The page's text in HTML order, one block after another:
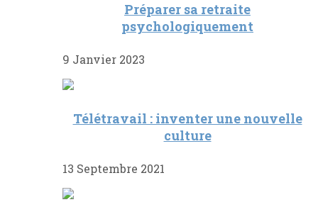
Préparer sa retraite
psychologiquement
9 Janvier 2023
Télétravail : inventer une nouvelle
culture
13 Septembre 2021